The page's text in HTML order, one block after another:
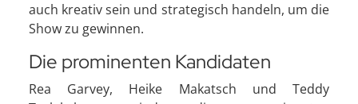
auch kreativ sein und strategisch handeln, um die
Show zu gewinnen.
Die prominenten Kandidaten
Rea Garvey, Heike Makatsch und Teddy